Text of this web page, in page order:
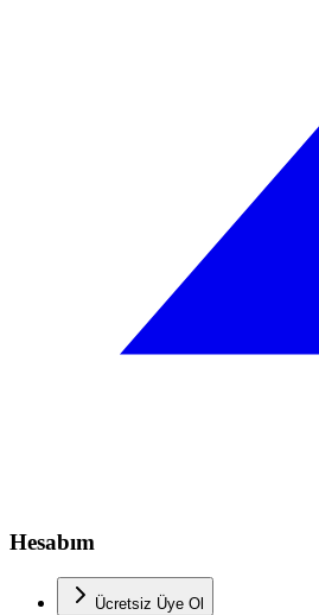
Hesabım
Ücretsiz Üye Ol